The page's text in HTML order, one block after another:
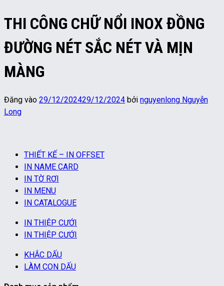
THI CÔNG CHỮ NỔI INOX ĐỒNG
ĐƯỜNG NÉT SẮC NÉT VÀ MỊN
MÀNG
Đăng vào 29/12/202429/12/2024 bởi nguyenlong Nguyễn
Long
THIẾT KẾ – IN OFFSET
IN NAME CARD
IN TỜ RƠI
IN MENU
IN CATALOGUE
IN THIỆP CƯỚI
IN THIỆP CƯỚI
KHẮC DẤU
LÀM CON DẤU